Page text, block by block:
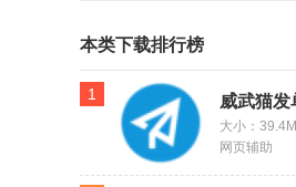
本类下载排行榜
1
大小：39.4M
网页辅助